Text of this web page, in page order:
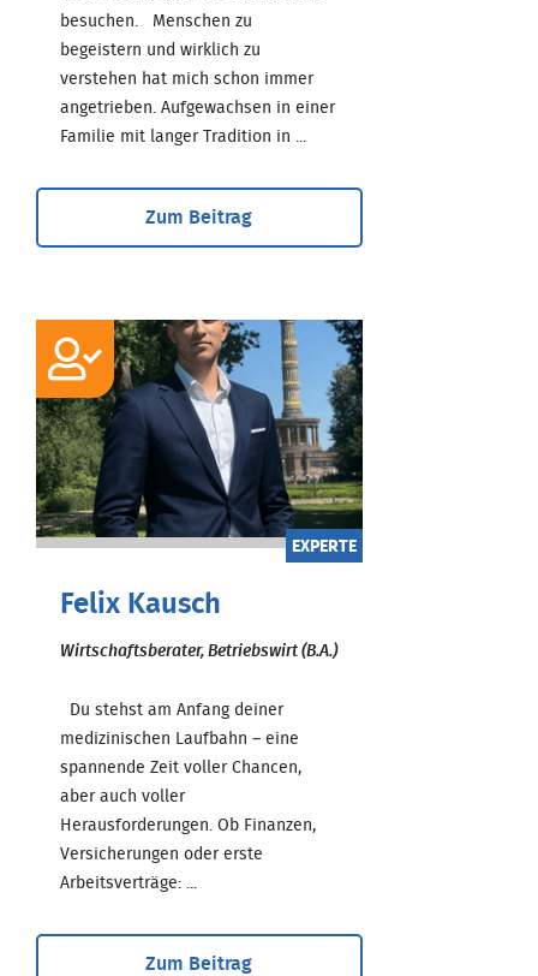
besuchen. Menschen zu
begeistern und wirklich zu
verstehen hat mich schon immer
angetrieben. Aufgewachsen in einer
Familie mit langer Tradition in ...
Zum Beitrag
EXPERTE
Felix Kausch
Wirtschaftsberater, Betriebswirt (B.A.)
Du stehst am Anfang deiner
medizinischen Laufbahn – eine
spannende Zeit voller Chancen,
aber auch voller
Herausforderungen. Ob Finanzen,
Versicherungen oder erste
Arbeitsverträge: ...
Zum Beitrag